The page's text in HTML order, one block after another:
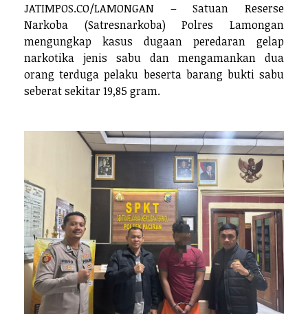
JATIMPOS.CO/LAMONGAN – Satuan Reserse
Narkoba (Satresnarkoba) Polres Lamongan
mengungkap kasus dugaan peredaran gelap
narkotika jenis sabu dan mengamankan dua
orang terduga pelaku beserta barang bukti sabu
seberat sekitar 19,85 gram.